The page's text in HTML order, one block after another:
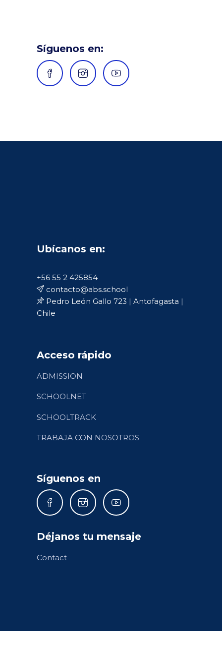
Síguenos en:
Ubícanos en:
+56 55 2 425854
contacto@abs.school
Pedro León Gallo 723 | Antofagasta |
Chile
Acceso rápido
ADMISSION
SCHOOLNET
SCHOOLTRACK
TRABAJA CON NOSOTROS
Síguenos en
Déjanos tu mensaje
Contact